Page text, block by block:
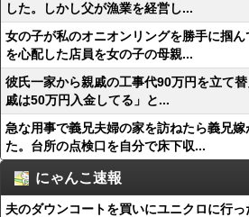
した。しかし父が漁業を経営し...
女の子が私のオニオンリングを勝手に掴
を心配した店員を女の子の母親...
彼氏一家から親戚の工事代90万円を立て
戚は50万円入金してる」と...
急な用事で義兄夫婦の家を訪ねたら義兄
た。台所の点検口を自分で床下収...
にゃんこ速報
夫のダウンコートを買いにユニクロに行っ